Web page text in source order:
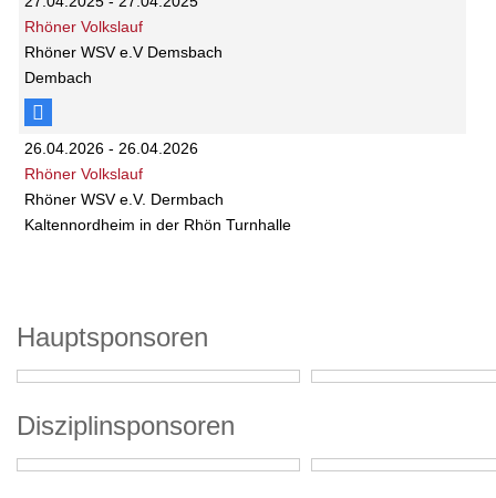
Rhöner Volkslauf
Rhöner WSV e.V Demsbach
Dembach
26.04.2026 - 26.04.2026
Rhöner Volkslauf
Rhöner WSV e.V. Dermbach
Kaltennordheim in der Rhön Turnhalle
Hauptsponsoren
Disziplinsponsoren